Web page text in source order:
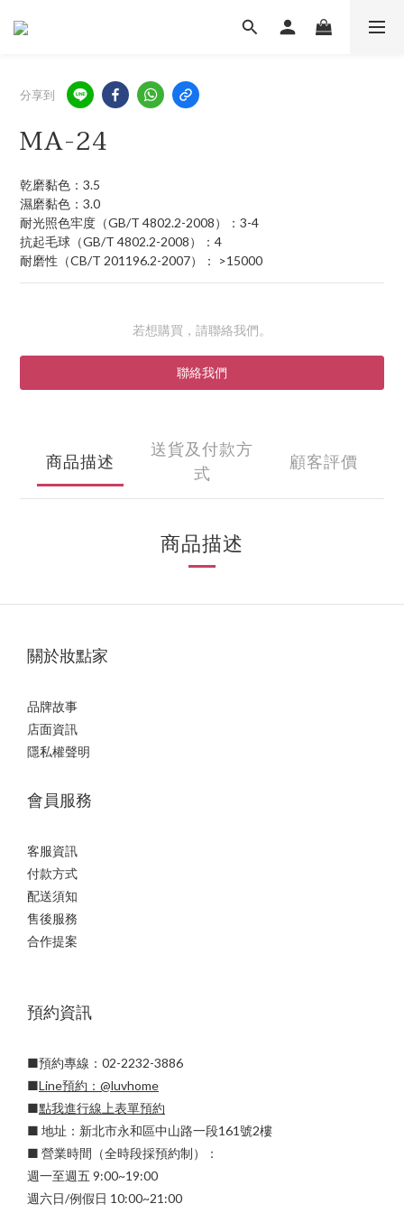
分享到
MA-24
乾磨黏色：3.5
濕磨黏色：3.0
耐光照色牢度（GB/T 4802.2-2008）：3-4
抗起毛球（GB/T 4802.2-2008）：4
耐磨性（CB/T 201196.2-2007）： >15000
若想購買，請聯絡我們。
聯絡我們
商品描述
送貨及付款方
式
顧客評價
商品描述
關於妝點家
品牌故事
店面資訊
隱私權聲明
會員服務
客服資訊
付款方式
配送須知
售後服務
合作提案
預約資訊
■預約專線：02-2232-3886
■Line預約： @luvhome
■點我進行線上表單預約
■ 地址：新北市永和區中山路一段161號2樓
■ 營業時間（全時段採預約制）：
週一至週五 9:00~19:00
週六日/例假日 10:00~21:00